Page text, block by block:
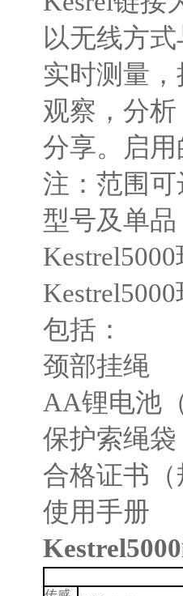
以无线方式
实时测量
观察，分
分享。启用
注：范围可
型号及单品
Kestrel5000
Kestrel5000
包括：
颈部挂绳
AA锂电池
保护索绳袋
合格证书
使用手册
Kestrel5000